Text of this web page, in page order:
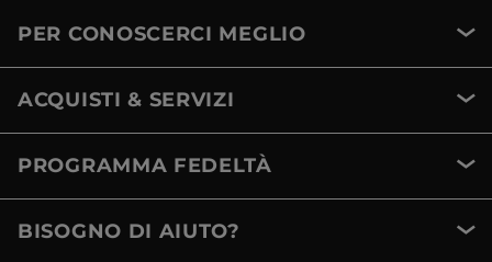
PER CONOSCERCI MEGLIO
ACQUISTI & SERVIZI
PROGRAMMA FEDELTÀ
BISOGNO DI AIUTO?